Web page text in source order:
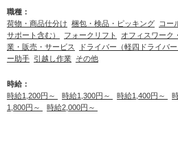
職種：
荷物・商品仕分け 梱包・検品・ピッキング コー
サポート含む）
フォークリフト オフィスワーク
業・販売・サービス
ドライバー（軽四ドライバー
ー助手 引越し作業 その他
時給：
時給1,200円～
時給1,300円～ 時給1,400円～
1,800円～
時給2,000円～